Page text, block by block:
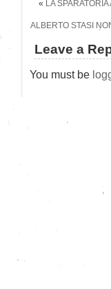
« LA
ALBERTO STASI
Leave a
You must be